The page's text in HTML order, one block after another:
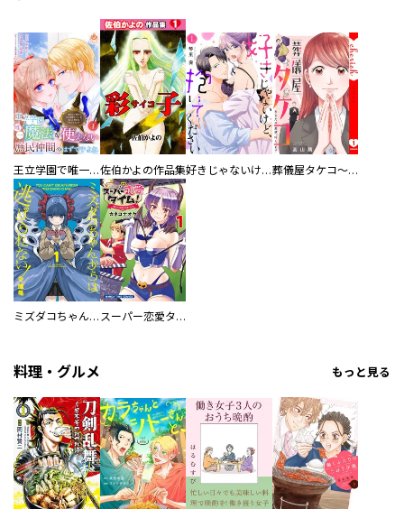
王立学園で唯一魔法が使えない庶民仲間のはずですよね～実は王子様で私を溺愛しているなんて告白はやめてください～佐伯かよの作品集 好きじゃないけど、抱いてください【電子単行本版／特典おまけ付き】 葬儀屋タケコ～あなたの最期、叶えます【電子単行本版】
ミズダコちゃんからは逃げられない！ スーパー恋愛タイム！～現場でドＳな彼女は自宅でデレる～
料理・グルメ もっと見る